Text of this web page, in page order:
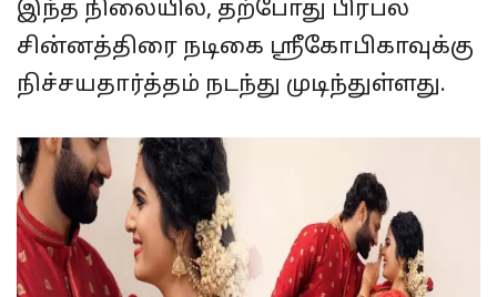
இந்த நிலையில், தற்போது பிரபல
சின்னத்திரை நடிகை ஸ்ரீகோபிகாவுக்கு
நிச்சயதார்த்தம் நடந்து முடிந்துள்ளது.